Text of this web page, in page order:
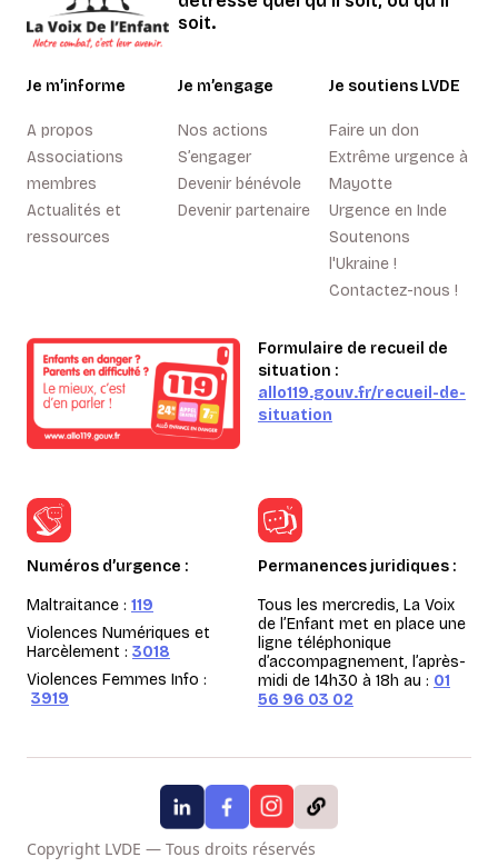
soit.
Je m’informe
A propos
Associations
membres
Actualités et
ressources
Je m’engage
Nos actions
S’engager
Devenir bénévole
Devenir partenaire
Je soutiens LVDE
Faire un don
Extrême urgence à
Mayotte
Urgence en Inde
Soutenons
l'Ukraine !
Contactez-nous !
Formulaire de recueil de
situation :
allo119.gouv.fr/recueil-de-
situation
Numéros d’urgence :
Maltraitance : 119
Violences Numériques et
Harcèlement : 3018
Violences Femmes Info :
3919
Permanences juridiques :
Tous les mercredis, La Voix
de l’Enfant met en place une
ligne téléphonique
d’accompagnement, l’après-
midi de 14h30 à 18h au : 01
56 96 03 02
Copyright LVDE — Tous droits réservés